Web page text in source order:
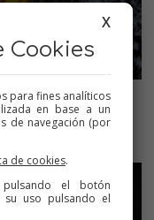
si no tenéis, sólo
grande y listo!
X
Cookies
para fines analíticos
en base a un
de navegación (por
de cookies.
el botón
su uso pulsando el